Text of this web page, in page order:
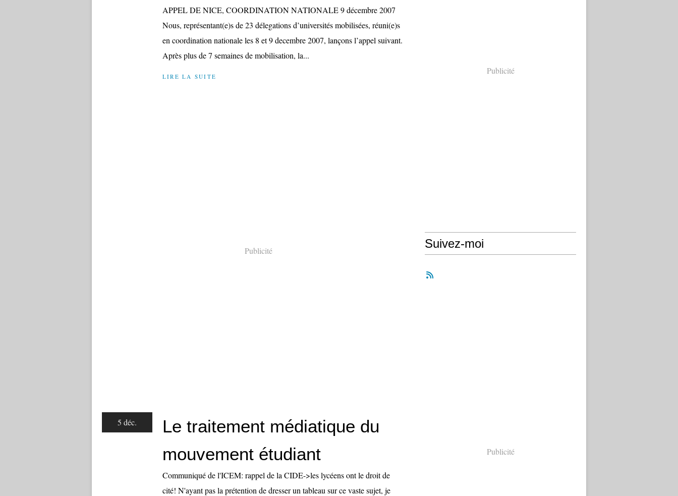
APPEL DE NICE, COORDINATION NATIONALE 9 décembre 2007
Nous, représentant(e)s de 23 délegations d’universités mobilisées, réuni(e)s
en coordination nationale les 8 et 9 decembre 2007, lançons l’appel suivant.
Après plus de 7 semaines de mobilisation, la...
LIRE LA SUITE
Publicité
5 déc.
Le traitement médiatique du
mouvement étudiant
Communiqué de l'ICEM: rappel de la CIDE->les lycéens ont le droit de
cité! N'ayant pas la prétention de dresser un tableau sur ce vaste sujet, je
Publicité
Suivez-moi
Publicité